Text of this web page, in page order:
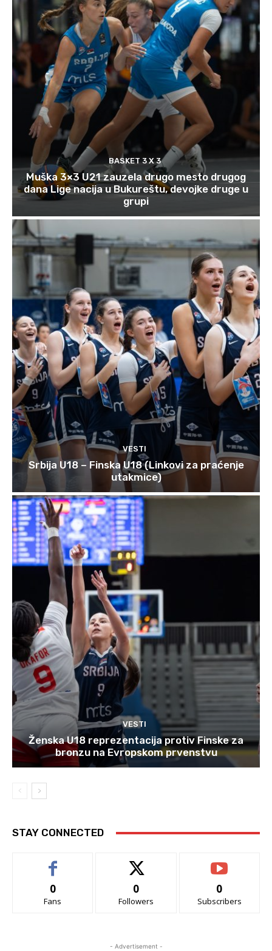
BASKET 3 X 3
Muška 3×3 U21 zauzela drugo mesto drugog
dana Lige nacija u Bukureštu, devojke druge u
grupi
VESTI
Srbija U18 – Finska U18 (Linkovi za praćenje
utakmice)
VESTI
Ženska U18 reprezentacija protiv Finske za
bronzu na Evropskom prvenstvu
STAY CONNECTED
0
Fans
0
Followers
0
Subscribers
- Advertisement -